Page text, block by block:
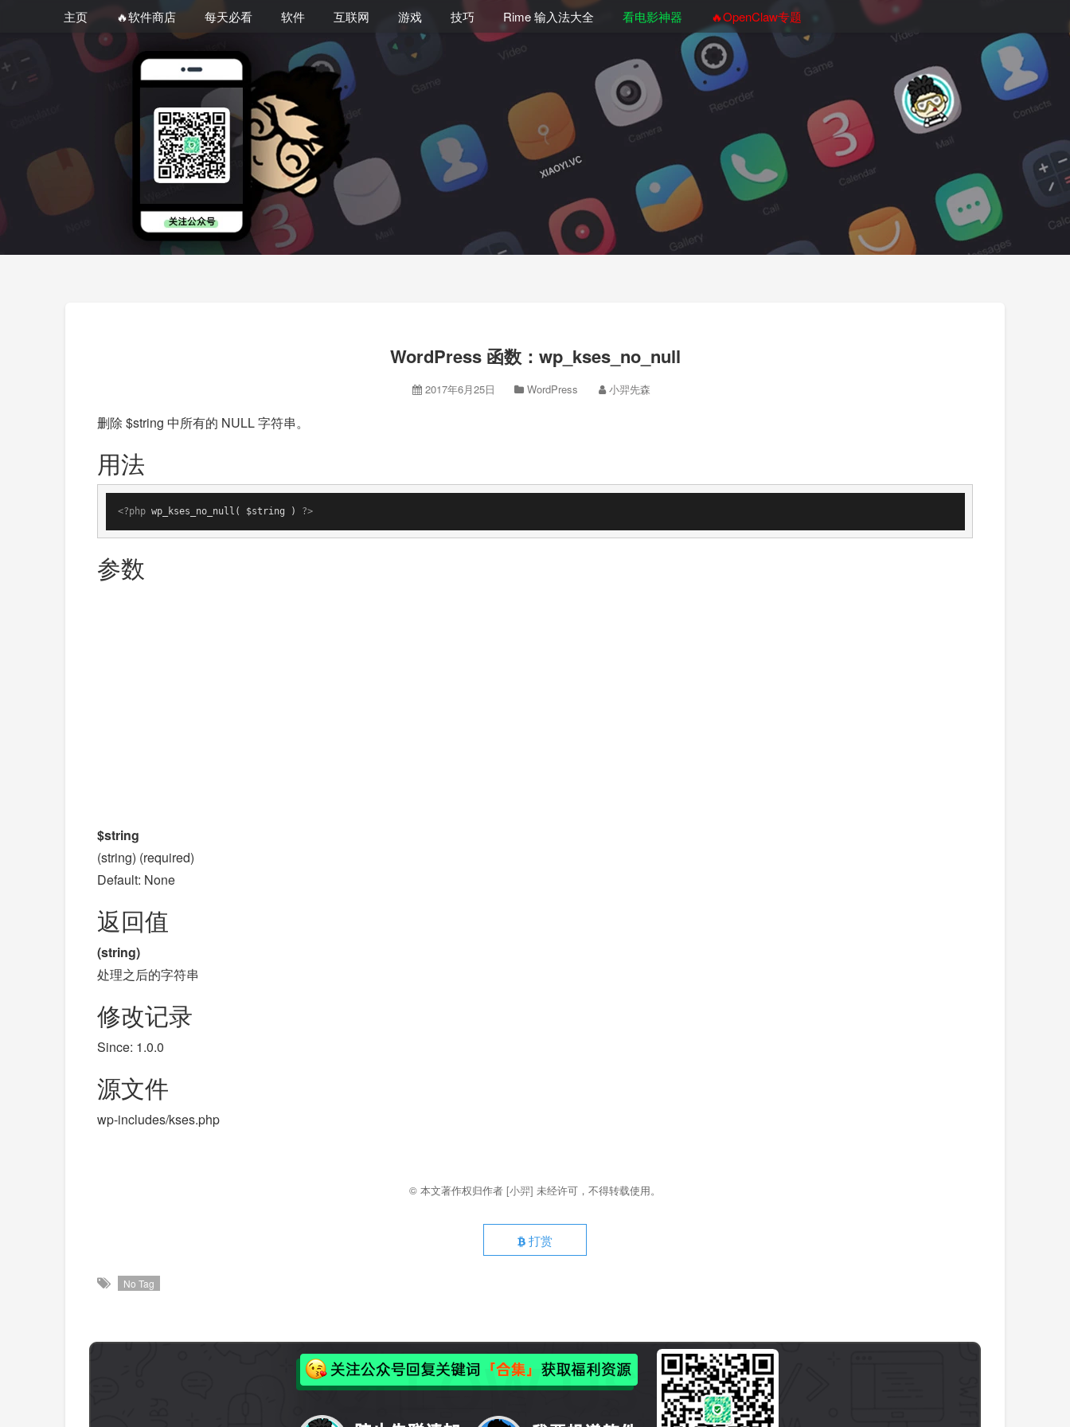
主页 🔥软件商店 每天必看 软件 互联网 游戏 技巧 Rime 输入法大全 看电影神器 🔥OpenClaw专题
WordPress 函数：wp_kses_no_null
2017年6月25日 WordPress 小羿先森
删除 $string 中所有的 NULL 字符串。
用法
<?php wp_kses_no_null( $string ) ?>
参数
$string
(string) (required)
Default: None
返回值
(string)
处理之后的字符串
修改记录
Since: 1.0.0
源文件
wp-includes/kses.php
© 本文著作权归作者 [小羿] 未经许可，不得转载使用。
打赏
No Tag